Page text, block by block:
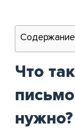
Содержание
Что
нужно?